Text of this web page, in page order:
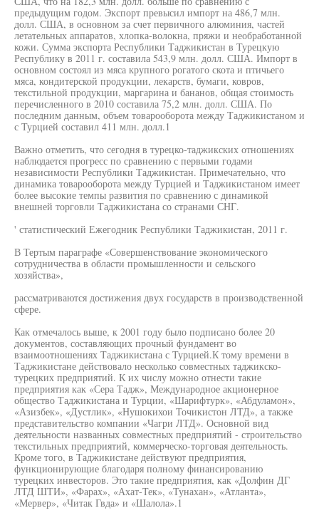
предыдущим годом. Экспорт превысил импорт на 486,7 млн.
долл. США, в основном за счет первичного алюминия, частей
летательных аппаратов, хлопка-волокна, пряжи и необработанной
кожи. Сумма экспорта Республики Таджикистан в Турецкую
Республику в 2011 г. составила 543,9 млн. долл. США. Импорт в
основном состоял из мяса крупного рогатого скота и птичьего
мяса, кондитерской продукции, лекарств, бумаги, ковров,
текстильной продукции, маргарина и бананов, общая стоимость
перечисленного в 2010 составила 75,2 млн. долл. США. По
последним данным, объем товарооборота между Таджикистаном и
с Турцией составил 411 млн. долл.1
Важно отметить, что сегодня в турецко-таджикских отношениях
наблюдается прогресс по сравнению с первыми годами
независимости Республики Таджикистан. Примечательно, что
динамика товарооборота между Турцией и Таджикистаном имеет
более высокие темпы развития по сравнению с динамикой
внешней торговли Таджикистана со странами СНГ.
' статистический Ежегодник Республики Таджикистан, 2011 г.
В Тертым параграфе «Совершенствование экономического
сотрудничества в области промышленности и сельского
хозяйства»,
рассматриваются достижения двух государств в производственной
сфере.
Как отмечалось выше, к 2001 году было подписано более 20
документов, составляющих прочный фундамент во
взаимоотношениях Таджикистана с Турцией.К тому времени в
Таджикистане действовало несколько совместных таджикско-
турецких предприятий. К их числу можно отнести такие
предприятия как «Сера Тадж», Международное акционерное
общество Таджикистана и Турции, «Шарифтурк», «Абдуламон»,
«Азизбек», «Дустлик», «Нушокихои Точикистон ЛТД», а также
представительство компании «Чагри ЛТД». Основной вид
деятельности названных совместных предприятий - строительство
текстильных предприятий, коммерческо-торговая деятельность.
Кроме того, в Таджикистане действуют предприятия,
функционирующие благодаря полному финансированию
турецких инвесторов. Это такие предприятия, как «Долфин ДГ
ЛТД ШТИ», «Фарах», «Ахат-Тек», «Тунахан», «Атланта»,
«Мервер», «Читак Гвда» и «Шалола».1